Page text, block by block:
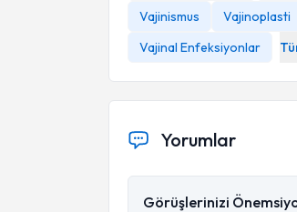
Vajinismus
Vajinoplasti
Vajinal Enfeksiyonlar
Yorumlar
Görüşlerinizi